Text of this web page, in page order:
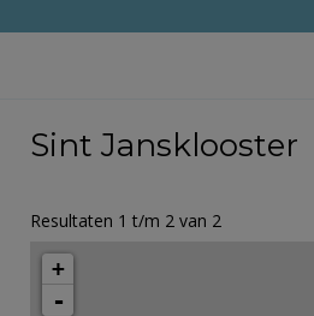
Sint Jansklooster
Resultaten 1 t/m 2 van 2
+
-